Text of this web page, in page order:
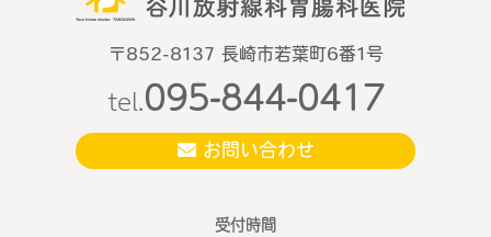
〒852-8137 長崎市若葉町6番1号
tel.095-844-0417
お問い合わせ
受付時間